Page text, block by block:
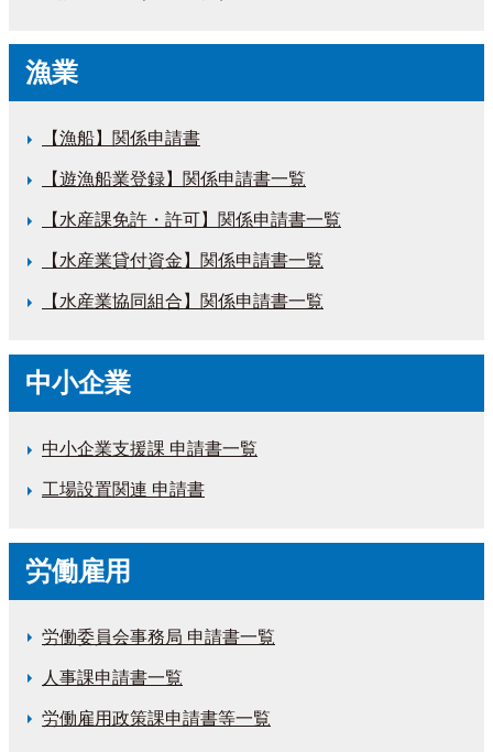
漁業
【漁船】関係申請書
【遊漁船業登録】関係申請書一覧
【水産課免許・許可】関係申請書一覧
【水産業貸付資金】関係申請書一覧
【水産業協同組合】関係申請書一覧
中小企業
中小企業支援課 申請書一覧
工場設置関連 申請書
労働雇用
労働委員会事務局 申請書一覧
人事課申請書一覧
労働雇用政策課申請書等一覧